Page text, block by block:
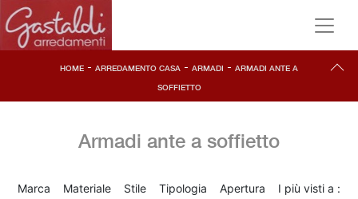
HOME - ARREDAMENTO CASA - ARMADI - ARMADI ANTE A
SOFFIETTO
Armadi ante a soffietto
Marca Materiale Stile Tipologia Apertura I più visti a :